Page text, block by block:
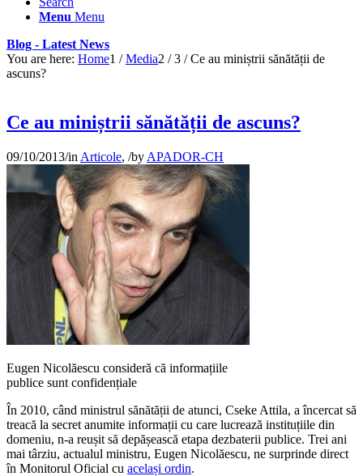
Menu Menu
Blog - Latest News
You are here: Home1 / Media2 / 3 / Ce au miniștrii sănătății de
ascuns?
Ce au miniștrii sănătății de ascuns?
09/10/2013/in Articole, /by APADOR-CH
Eugen Nicolăescu consideră că informațiile
publice sunt confidențiale
În 2010, când ministrul sănătății de atunci, Cseke Attila, a încercat să
treacă la secret anumite informații cu care lucrează instituțiile din
domeniu, n-a reușit să depășească etapa dezbaterii publice. Trei ani
mai târziu, actualul ministru, Eugen Nicolăescu, ne surprinde direct
în Monitorul Oficial cu același ordin.